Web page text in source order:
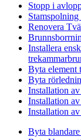
Stopp i
Renovera
Installera
Byta element
Byta
Installation
Installation
Installation
Byta